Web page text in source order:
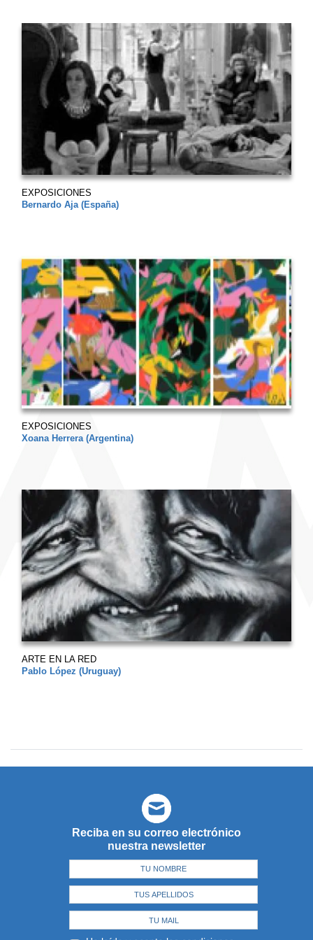
EXPOSICIONES
Bernardo Aja (España)
EXPOSICIONES
Xoana Herrera (Argentina)
ARTE EN LA RED
Pablo López (Uruguay)
Reciba en su correo electrónico
nuestra newsletter